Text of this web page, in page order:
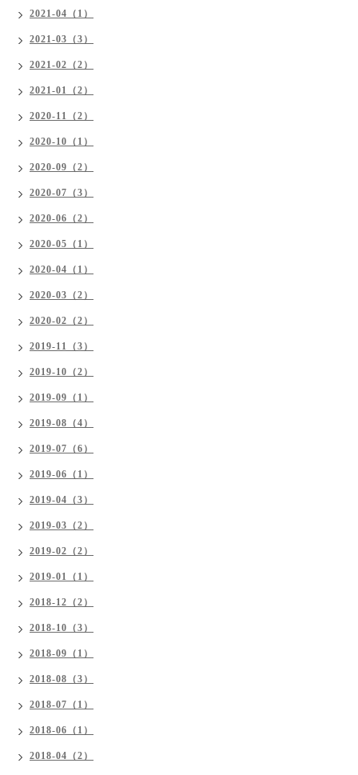
2021-04（1）
2021-03（3）
2021-02（2）
2021-01（2）
2020-11（2）
2020-10（1）
2020-09（2）
2020-07（3）
2020-06（2）
2020-05（1）
2020-04（1）
2020-03（2）
2020-02（2）
2019-11（3）
2019-10（2）
2019-09（1）
2019-08（4）
2019-07（6）
2019-06（1）
2019-04（3）
2019-03（2）
2019-02（2）
2019-01（1）
2018-12（2）
2018-10（3）
2018-09（1）
2018-08（3）
2018-07（1）
2018-06（1）
2018-04（2）